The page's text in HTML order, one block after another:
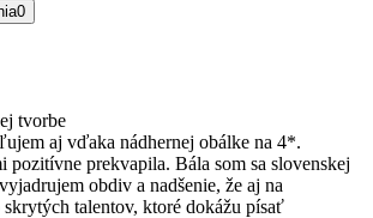
0
tvorbe
aj vďaka nádhernej obálke na 4*.
prekvapila. Bála som sa slovenskej
obdiv a nadšenie, že aj na
talentov, ktoré dokážu písať